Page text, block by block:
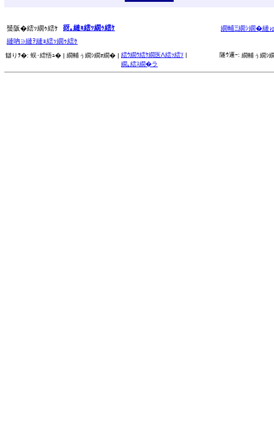
蜑阪�繧ｯ繝ｩ繧ｹ 谺｡縺ｮ繧ｯ繝ｩ繧ｹ
繝輔Ξ繝ｼ繝�縺
縺吶∋縺ｦ縺ｮ繧ｯ繝ｩ繧ｹ
讎りｦ�: 蜈･繧悟ｭ� | 繝輔ぅ繝ｼ繝ｫ繝� | 繧ｳ繝ｳ繧ｹ繝医Λ繧ｯ繧ｿ |
繝｡繧ｽ繝�ラ
隧ｳ邏ｰ: 繝輔ぅ繝ｼ